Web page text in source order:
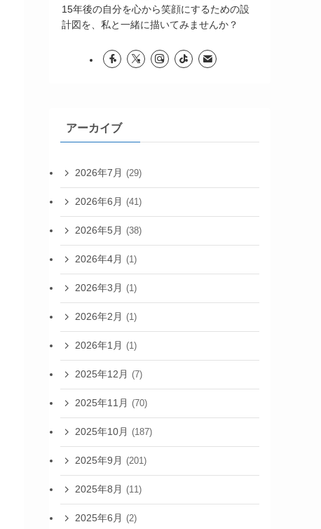
15年後の自分を心から笑顔にするための設
計図を、私と一緒に描いてみませんか？
アーカイブ
2026年7月 (29)
2026年6月 (41)
2026年5月 (38)
2026年4月 (1)
2026年3月 (1)
2026年2月 (1)
2026年1月 (1)
2025年12月 (7)
2025年11月 (70)
2025年10月 (187)
2025年9月 (201)
2025年8月 (11)
2025年6月 (2)